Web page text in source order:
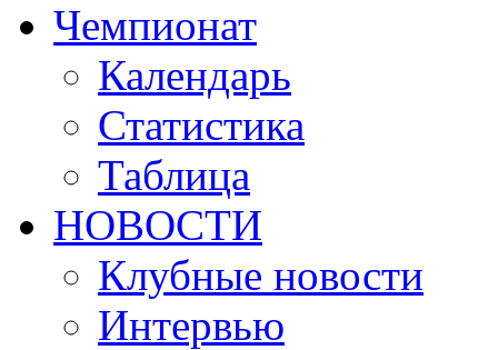
Чемпионат
Календарь
Статистика
Таблица
НОВОСТИ
Клубные новости
Интервью